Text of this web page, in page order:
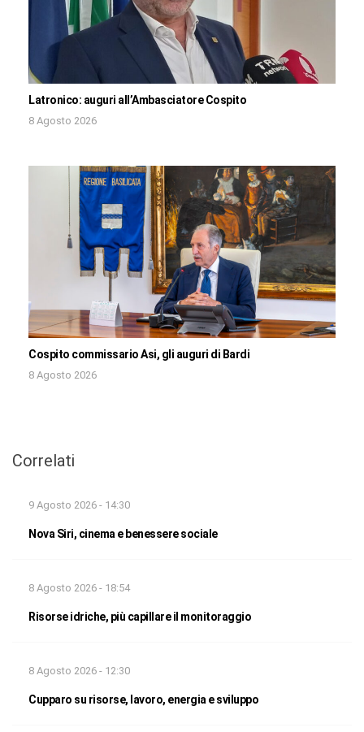
Latronico: auguri all’Ambasciatore Cospito
8 Agosto 2026
Cospito commissario Asi, gli auguri di Bardi
8 Agosto 2026
Correlati
9 Agosto 2026 - 14:30
Nova Siri, cinema e benessere sociale
8 Agosto 2026 - 18:54
Risorse idriche, più capillare il monitoraggio
8 Agosto 2026 - 12:30
Cupparo su risorse, lavoro, energia e sviluppo